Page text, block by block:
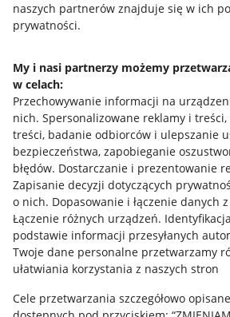
naszych partnerów znajduje się w ich
prywatności.
My i nasi partnerzy możemy
w celach:
Przechowywanie informacji na
nich. Spersonalizowane reklamy i
treści, badanie odbiorców i ulepszanie
bezpieczeństwa, zapobieganie
błędów. Dostarczanie i prezentowanie
Zapisanie decyzji dotyczących
o nich. Dopasowanie i łączenie danych
Łączenie różnych urządzeń.
podstawie informacji przesyłanych
Twoje dane personalne przetwarzamy
ułatwiania korzystania z naszych stron
Cele przetwarzania szczegółowo
Polityka plików "cookies"
Udostępnianie lokalizacji
Informacje dla Aktu o Usługach
Pobierz aplikację